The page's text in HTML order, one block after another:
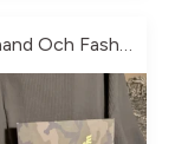
Graaand Och Fashion